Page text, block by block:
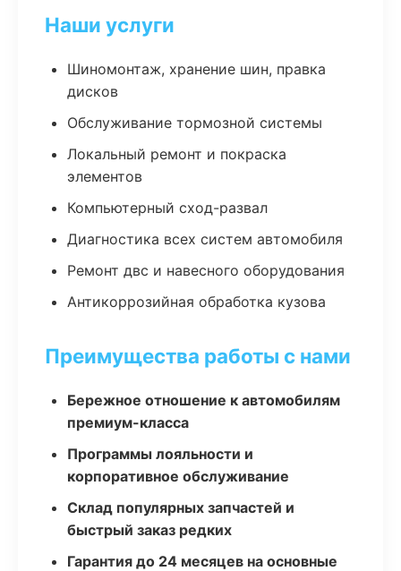
Наши услуги
Шиномонтаж, хранение шин, правка
дисков
Обслуживание тормозной системы
Локальный ремонт и покраска
элементов
Компьютерный сход-развал
Диагностика всех систем автомобиля
Ремонт двс и навесного оборудования
Антикоррозийная обработка кузова
Преимущества работы с нами
Бережное отношение к автомобилям
премиум-класса
Программы лояльности и
корпоративное обслуживание
Склад популярных запчастей и
быстрый заказ редких
Гарантия до 24 месяцев на основные